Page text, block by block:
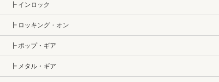
┣ インロック
┣ ロッキング・オン
┣ ポップ・ギア
┣ メタル・ギア